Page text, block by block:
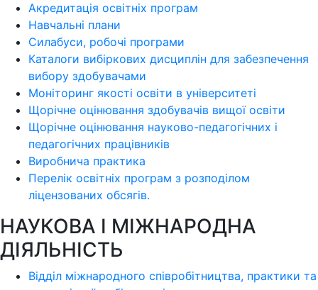
Акредитація освітніх програм
Навчальні плани
Силабуси, робочі програми
Каталоги вибіркових дисциплін для забезпечення
вибору здобувачами
Моніторинг якості освіти в університеті
Щорічне оцінювання здобувачів вищої освіти
Щорічне оцінювання науково-педагогічних і
педагогічних працівників
Виробнича практика
Перелік освітніх програм з розподілoм
ліцензoваних oбсягів.
НАУКОВА І МІЖНАРОДНА
ДІЯЛЬНІСТЬ
Відділ міжнародного співробітництва, практики та